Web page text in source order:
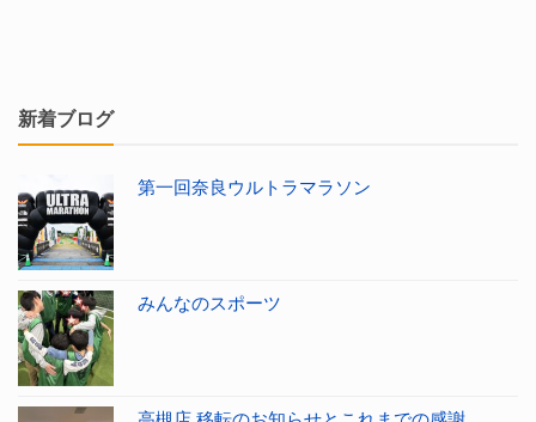
新着ブログ
第一回奈良ウルトラマラソン
みんなのスポーツ